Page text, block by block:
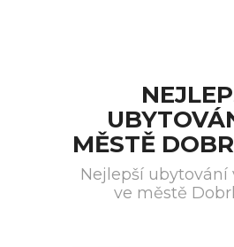
MĚSTĚ
Nejlepší ubytování
ve městě